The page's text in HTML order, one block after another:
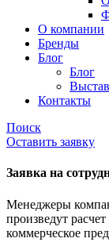
О компании
Бренды
Блог
Блог
Контакты
Поиск
Оставить заявку
Заявка на
Менеджеры
произведут
коммерческое